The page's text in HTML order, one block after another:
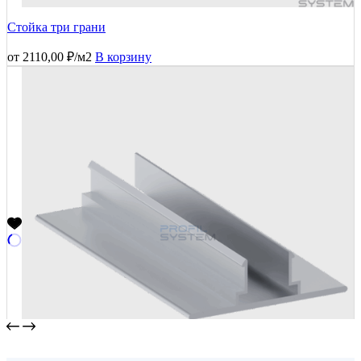
Стойка три грани
от 2110,00 ₽/м2 В корзину